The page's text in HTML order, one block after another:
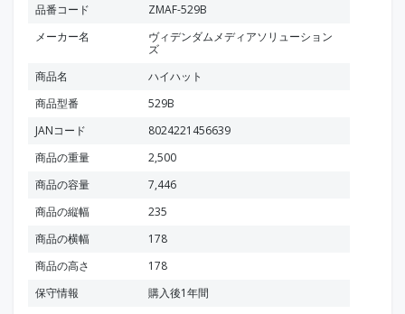
品番コード
ZMAF-529B
メーカー名
ヴィデンダムメディアソリューション
ズ
商品名
ハイハット
商品型番
529B
JANコード
8024221456639
商品の重量
2,500
商品の容量
7,446
商品の縦幅
235
商品の横幅
178
商品の高さ
178
保守情報
購入後1年間